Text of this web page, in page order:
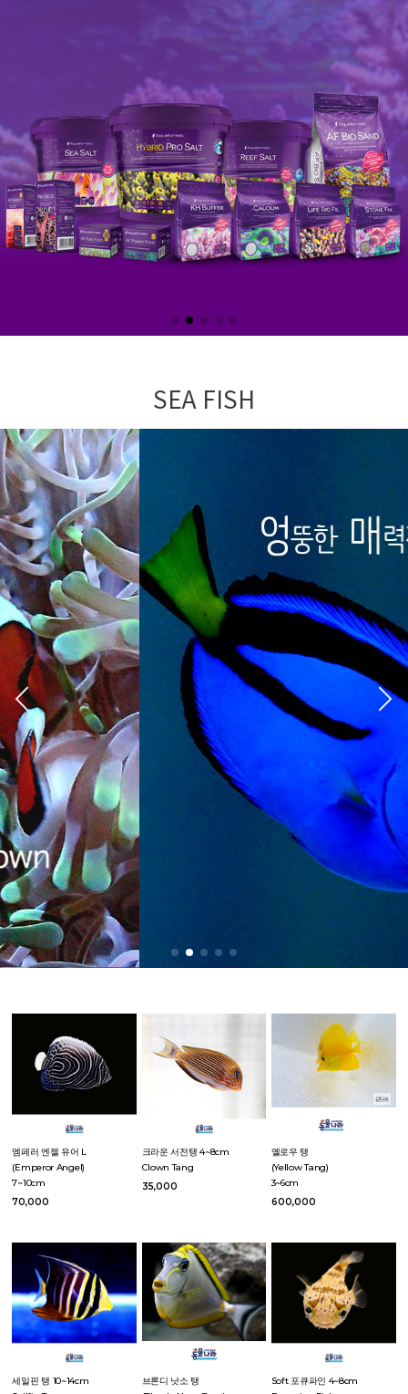
SEA FISH
엠페러 엔젤 유어 L
(Emperor Angel)
7~10cm
70,000
크라운 서전탱 4~8cm
Clown Tang
35,000
옐로우 탱
(Yellow Tang)
3~6cm
600,000
세일핀 탱 10~14cm
브론디 낫소 탱
Soft 포큐파인 4~8cm